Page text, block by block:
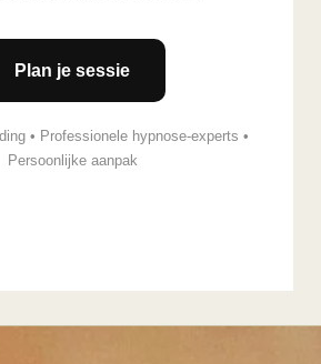
Plan je sessie
• Professionele hypnose-experts •
Persoonlijke aanpak